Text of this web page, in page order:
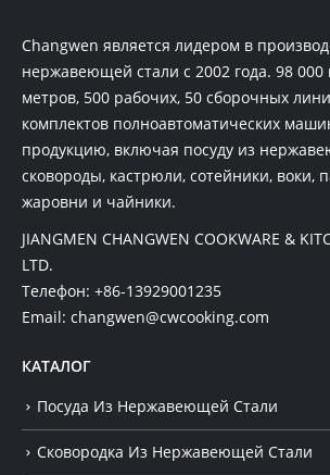
Changwen является лидером в
нержавеющей стали с 2002 года. 98 000
метров, 500 рабочих, 50 сборочных
комплектов полноавтоматических
продукцию, включая посуду из
сковороды, кастрюли, сотейники, воки,
жаровни и чайники.
JIANGMEN CHANGWEN COOKWARE &
LTD.
Телефон: +86-13929001235
Email: changwen@cwcooking.com
КАТАЛОГ
Посуда Из Нержавеющей Стали
Сковородка Из Нержавеющей Стали